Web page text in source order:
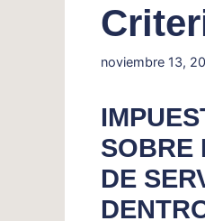
noviembre 13,
SOBRE
DE